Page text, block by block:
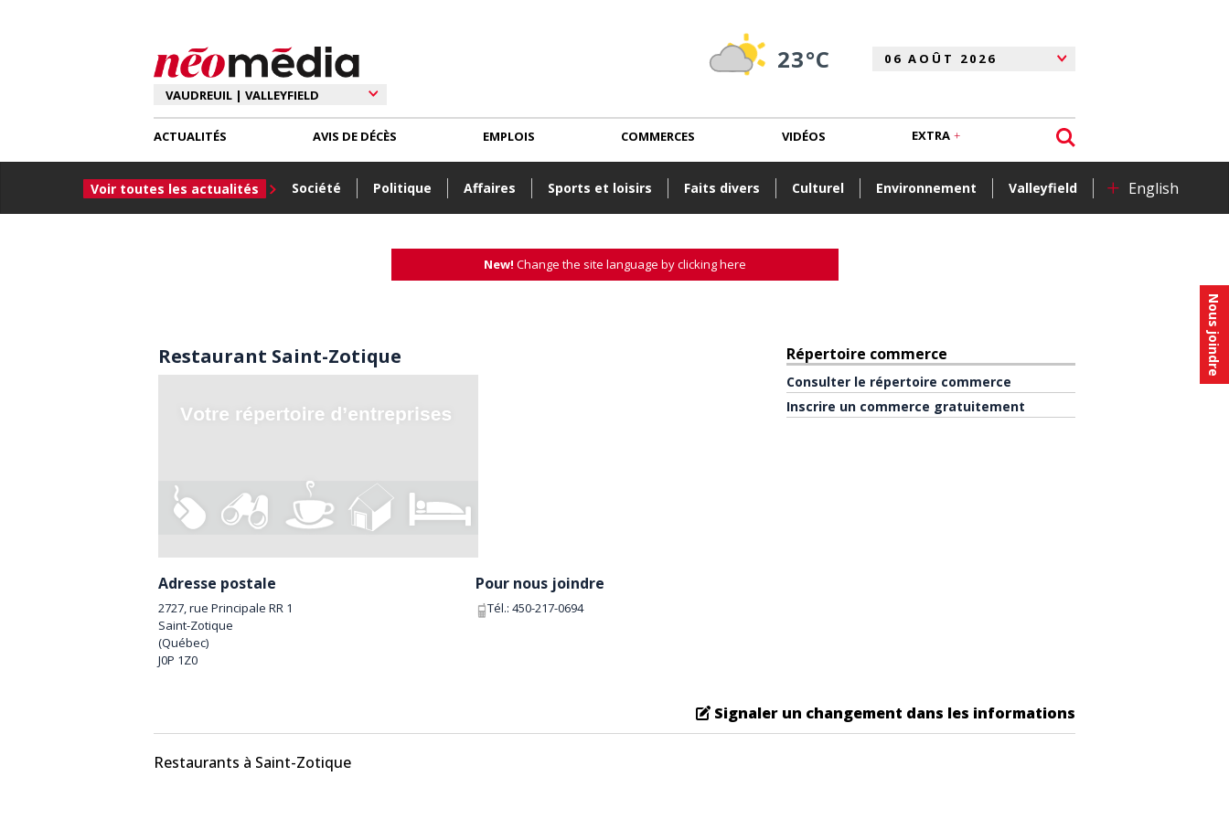
Nous joindre
23°C
ACTUALITÉS
Voir toutes les actualités Société Politique Affaires Sports et loisirs Faits divers Culturel Environnement Valleyfield + English
AVIS DE DÉCÈS EMPLOIS COMMERCES VIDÉOS EXTRA
New! Change the site language by clicking here
Restaurant Saint-Zotique
Adresse postale
2727, rue Principale RR 1
Saint-Zotique
(Québec)
J0P 1Z0
Pour nous joindre
Tél.: 450-217-0694
Répertoire commerce
Consulter le répertoire commerce
Inscrire un commerce gratuitement
Signaler un changement dans les informations
Restaurants à Saint-Zotique